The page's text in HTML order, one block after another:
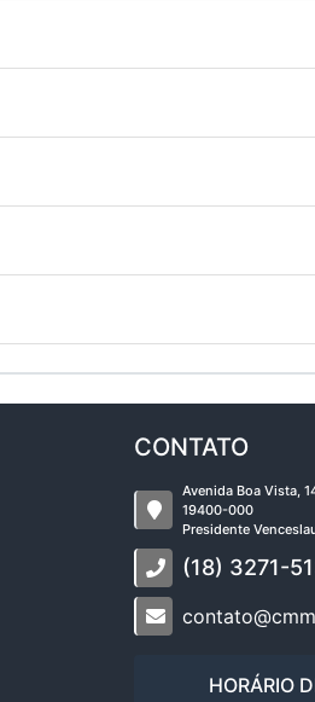
CONTATO
Avenida Boa Vista,
19400-000
Presidente
(18) 3271-
HORÁRIO